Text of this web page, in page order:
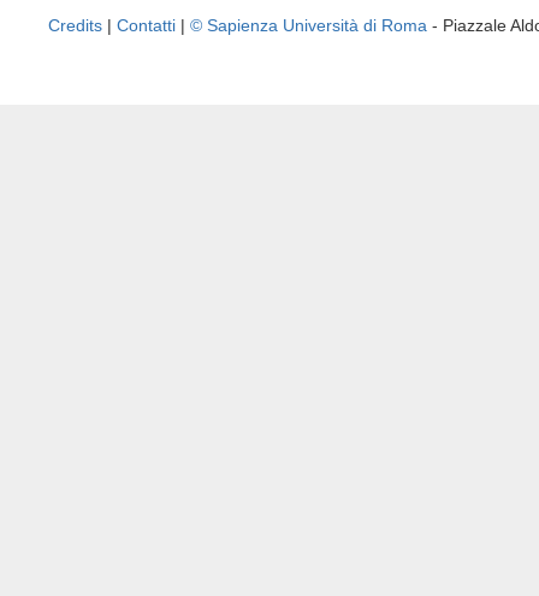
Credits | Contatti | © Sapienza Università di Roma - Piazzale